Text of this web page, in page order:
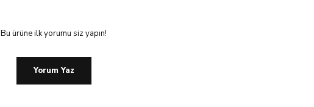
Bu ürüne ilk yorumu siz yapın!
Yorum Yaz